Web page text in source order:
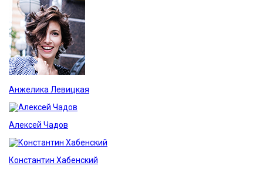
Анжелика Левицкая
Алексей Чадов
Константин Хабенский